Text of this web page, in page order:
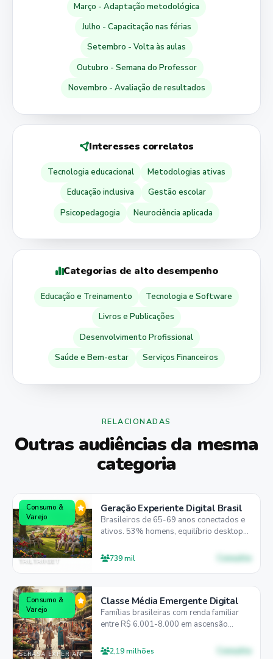
Março - Adaptação metodológica
Julho - Capacitação nas férias
Setembro - Volta às aulas
Outubro - Semana do Professor
Novembro - Avaliação de resultados
Interesses correlatos
Tecnologia educacional
Metodologias ativas
Educação inclusiva
Gestão escolar
Psicopedagogia
Neurociência aplicada
Categorias de alto desempenho
Educação e Treinamento
Tecnologia e Software
Livros e Publicações
Desenvolvimento Profissional
Saúde e Bem-estar
Serviços Financeiros
RELACIONADAS
Outras audiências da mesma
categoria
Consumo &
Varejo
TAILTARGET
Geração Experiente Digital Brasil
Brasileiros de 65-69 anos conectados e
ativos. 53% homens, equilíbrio desktop-
consolidado com 74% sem filhos
739 mil Consulte
Consumo &
Varejo
SERASA EXPERIAN
Classe Média Emergente Digital
Famílias brasileiras com renda familiar
entre R$ 6.001-8.000 em ascensão
52% entre 25-44 anos, 70% preferem
2,19 milhões Consulte